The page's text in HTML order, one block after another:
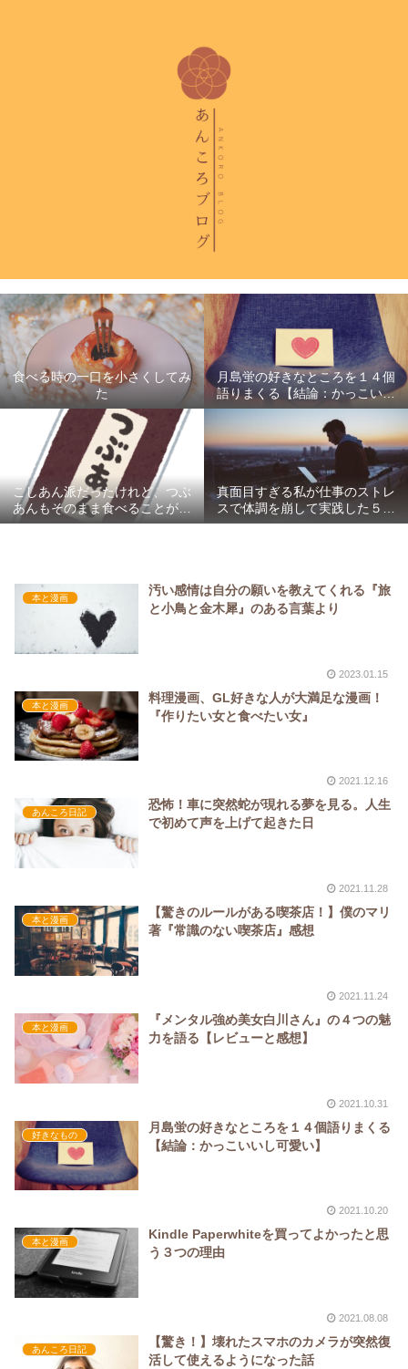
食べる時の一口を小さくしてみ
た
月島蛍の好きなところを１４個
語りまくる【結論：かっこいい
し可愛い】
こしあん派だったけれど、つぶ
あんもそのまま食べることがで
きた。
真面目すぎる私が仕事のストレ
スで体調を崩して実践した５つ
のこと
本と漫画
汚い感情は自分の願いを教えてくれる『旅
と小鳥と金木犀』のある言葉より
2023.01.15
本と漫画
料理漫画、GL好きな人が大満足な漫画！
『作りたい女と食べたい女』
2021.12.16
あんころ日記
恐怖！車に突然蛇が現れる夢を見る。人生
で初めて声を上げて起きた日
2021.11.28
本と漫画
【驚きのルールがある喫茶店！】僕のマリ
著『常識のない喫茶店』感想
2021.11.24
本と漫画
『メンタル強め美女白川さん』の４つの魅
力を語る【レビューと感想】
2021.10.31
好きなもの
月島蛍の好きなところを１４個語りまくる
【結論：かっこいいし可愛い】
2021.10.20
本と漫画
Kindle Paperwhiteを買ってよかったと思
う３つの理由
2021.08.08
あんころ日記
【驚き！】壊れたスマホのカメラが突然復
活して使えるようになった話